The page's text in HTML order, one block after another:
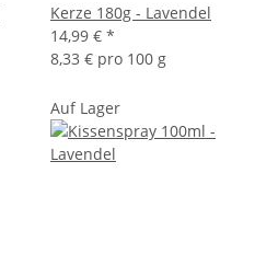
Kerze 180g - Lavendel
14,99 € *
8,33 € pro 100 g
Auf Lager